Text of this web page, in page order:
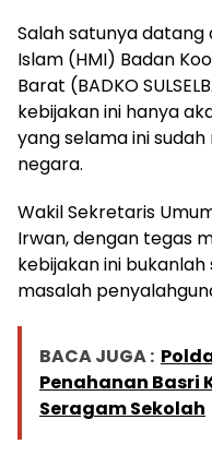
Salah satunya datang
Islam (HMI) Badan
Barat (BADKO
kebijakan ini hanya
yang selama ini
negara.
Wakil Sekretaris Umum
Irwan, dengan tegas
kebijakan ini
masalah
BACA JUGA :
Penahanan Basri
Seragam Sekolah